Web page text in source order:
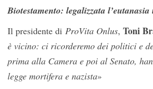
Biotestamento: legalizzata
Il presidente di ProVita Onlus, Toni
è vicino: ci ricorderemo dei politici e
prima alla Camera e poi al Senato,
legge mortifera e nazista»